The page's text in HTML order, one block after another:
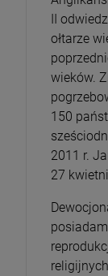
II
ołtarze
wieków.
150
2011 r.
27